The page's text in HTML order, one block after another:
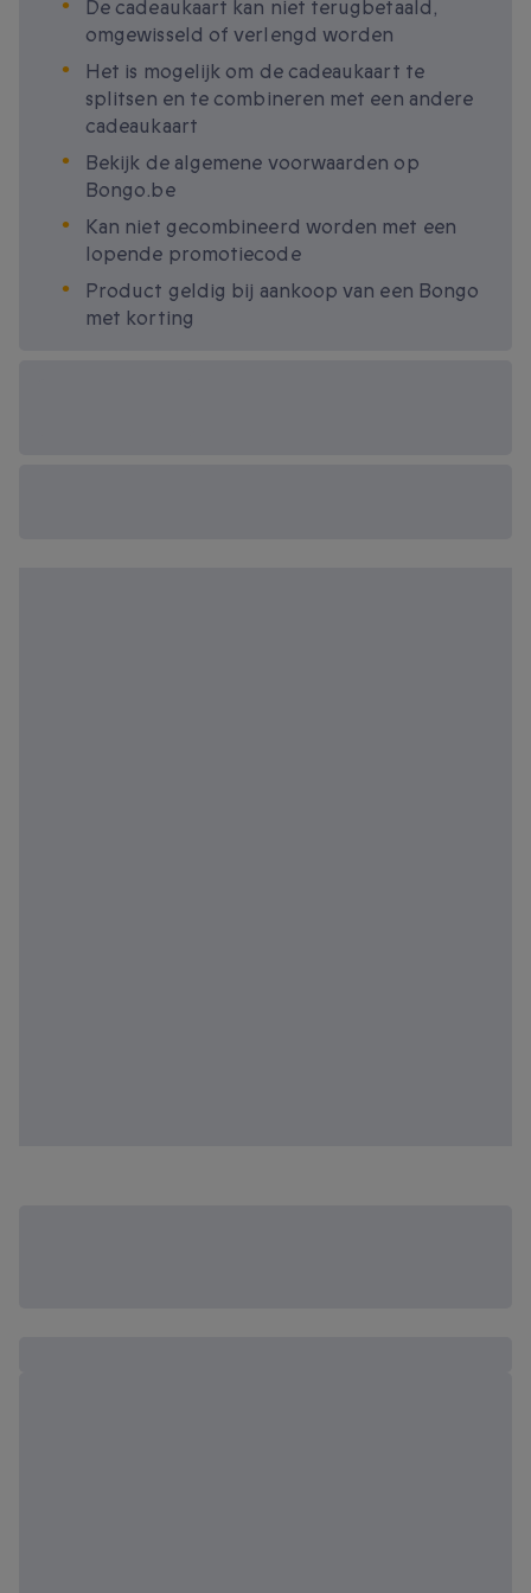
De cadeaukaart kan niet terugbetaald,
omgewisseld of verlengd worden
Het is mogelijk om de cadeaukaart te
splitsen en te combineren met een andere
cadeaukaart
Bekijk de algemene voorwaarden op
Bongo.be
Kan niet gecombineerd worden met een
lopende promotiecode
Product geldig bij aankoop van een Bongo
met korting